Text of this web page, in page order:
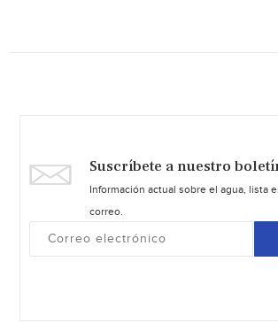
Suscríbete a nuestro
Información actual sobre el agua, lista
correo.